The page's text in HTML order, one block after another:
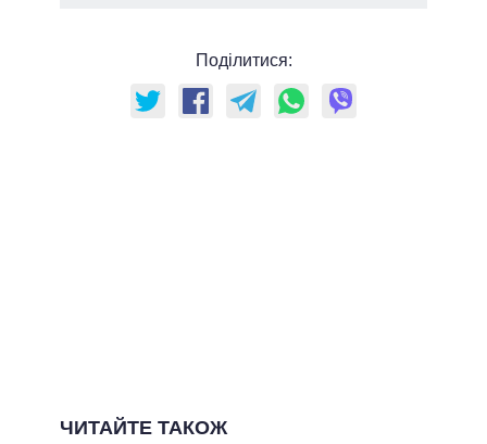
Поділитися:
ЧИТАЙТЕ ТАКОЖ